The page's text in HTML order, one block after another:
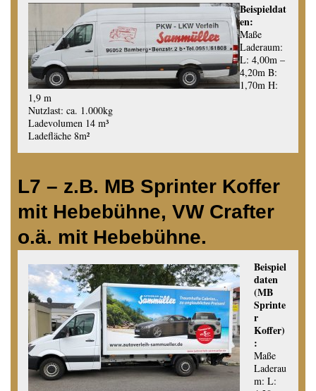
Beispieldat
en:
Maße
Laderaum:
L: 4,00m –
4,20m B:
1,70m H:
1,9 m
Nutzlast: ca. 1.000kg
Ladevolumen 14 m³
Ladefläche 8m²
L7 – z.B. MB Sprinter Koffer
mit Hebebühne, VW Crafter
o.ä. mit Hebebühne.
Beispiel
daten
(MB
Sprinte
r
Koffer)
:
Maße
Laderau
m: L: